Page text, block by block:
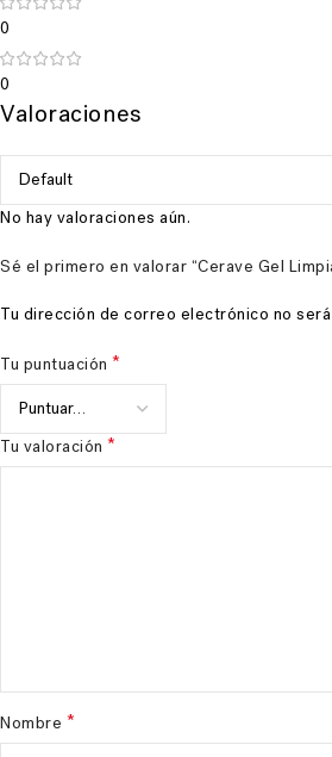
0
0
Valoraciones
No hay valoraciones aún.
Sé el primero en valorar “Cerave Gel
Tu dirección de correo electrónico no
Tu puntuación *
Tu valoración *
Nombre *